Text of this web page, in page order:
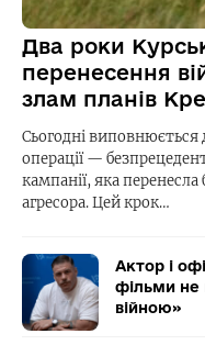
Два роки
перенесення
злам планів
Сьогодні виповнюється
операції —
кампанії, яка
агресора. Цей крок…
Актор і
фільми не
війною»